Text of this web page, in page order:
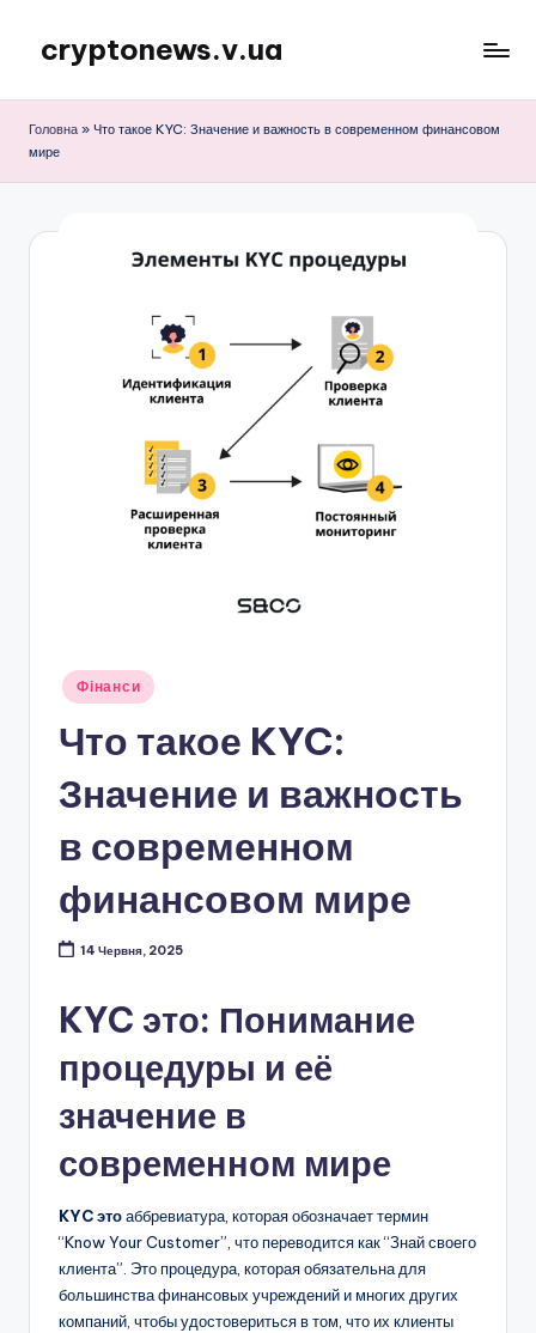
Перейти
вмісту
cryptonews.v.ua
криптовалют,
Головна » Что такое KYC: Значение и важность в современном финансовом
мире
Опубліковано
Фінанси
Что такое KYC:
Значение и важность
в современном
финансовом мире
14 Червня, 2025
KYC это: Понимание
процедуры и её
значение в
современном мире
KYC этоаббревиатура, которая обозначает термин
“Know Your Customer”, что переводится как “Знай своего
клиента”. Это процедура, которая обязательна для
большинства финансовых учреждений и многих других
компаний, чтобы удостовериться в том, что их клиенты